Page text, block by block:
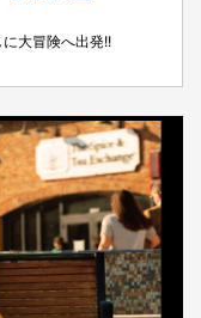
大冒険へ出発!!